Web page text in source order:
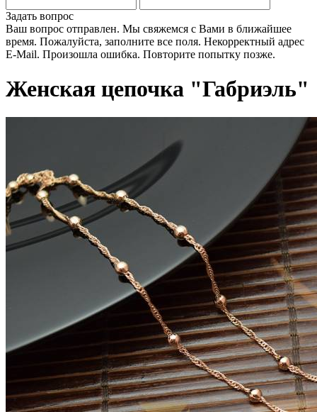
Задать вопрос
Ваш вопрос отправлен. Мы свяжемся с Вами в ближайшее
время. Пожалуйста, заполните все поля. Некорректный адрес
E-Mail. Произошла ошибка. Повторите попытку позже.
Женская цепочка "Габриэль"